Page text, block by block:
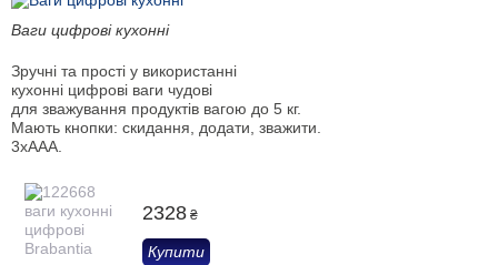
Ваги цифрові кухонні
Зручні та прості у використанні
кухонні цифрові ваги чудові
для зважування продуктів вагою до 5 кг.
Мають кнопки: скидання, додати, зважити.
3xAAA.
2328 ₴
Купити